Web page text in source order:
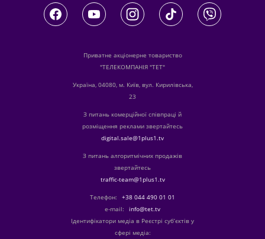
Приватне акціонерне товариство
"ТЕЛЕКОМПАНІЯ "ТЕТ"
Україна, 04080, м. Київ, вул. Кирилівська,
23
З питань комерційної співпраці й
розміщення реклами звертайтесь
digital.sale@1plus1.tv
З питань алгоритмічних продажів
звертайтесь
traffic-team@1plus1.tv
Телефон:
+38 044 490 01 01
е-mail:
info@tet.tv
Ідентифікатори медіа в Реєстрі суб’єктів у
сфері медіа: